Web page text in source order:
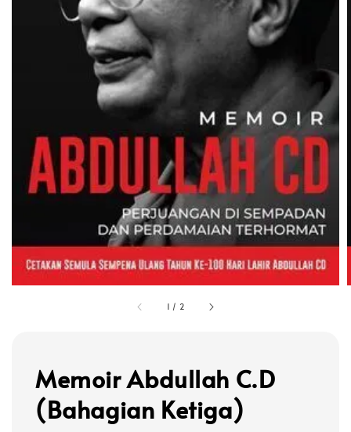
1 / 2
Memoir Abdullah C.D
(Bahagian Ketiga)